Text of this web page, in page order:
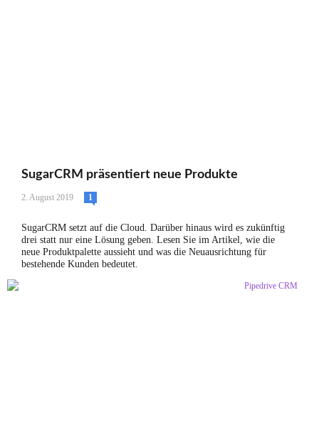
SugarCRM präsentiert neue Produkte
2. August 2019 1
SugarCRM setzt auf die Cloud. Darüber hinaus wird es zukünftig
drei statt nur eine Lösung geben. Lesen Sie im Artikel, wie die
neue Produktpalette aussieht und was die Neuausrichtung für
bestehende Kunden bedeutet.